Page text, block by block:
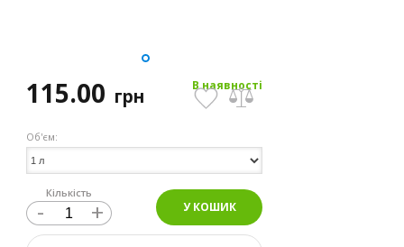
В наявності
115.00 грн
Об'єм:
Кількість
- + У КОШИК